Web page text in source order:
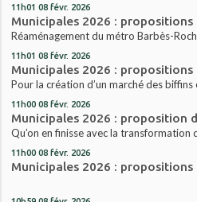
11h01 08 févr. 2026
Municipales 2026 : propositions
Réaménagement du métro Barbès-
11h01 08 févr. 2026
Municipales 2026 : propositions
Pour la création d’un marché des biffins
11h00 08 févr. 2026
Municipales 2026 : proposition
Qu’on en finisse avec la transformation
11h00 08 févr. 2026
Municipales 2026 : propositions